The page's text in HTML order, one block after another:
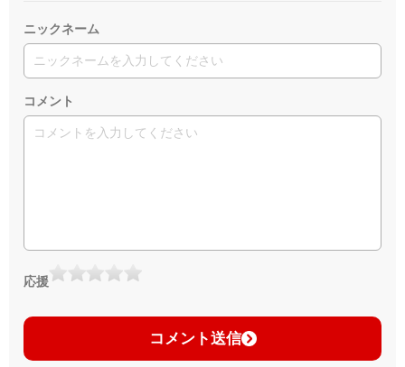
ニックネーム
コメント
応援
コメント送信